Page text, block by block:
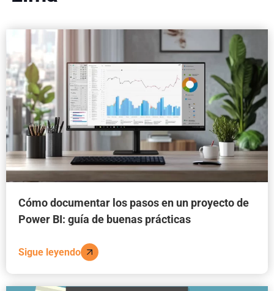
Cómo documentar los pasos en un proyecto de
Power BI: guía de buenas prácticas
Sigue leyendo